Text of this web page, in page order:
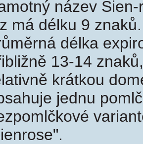
název
má délku 9
délka
13-14
krátkou
jednu